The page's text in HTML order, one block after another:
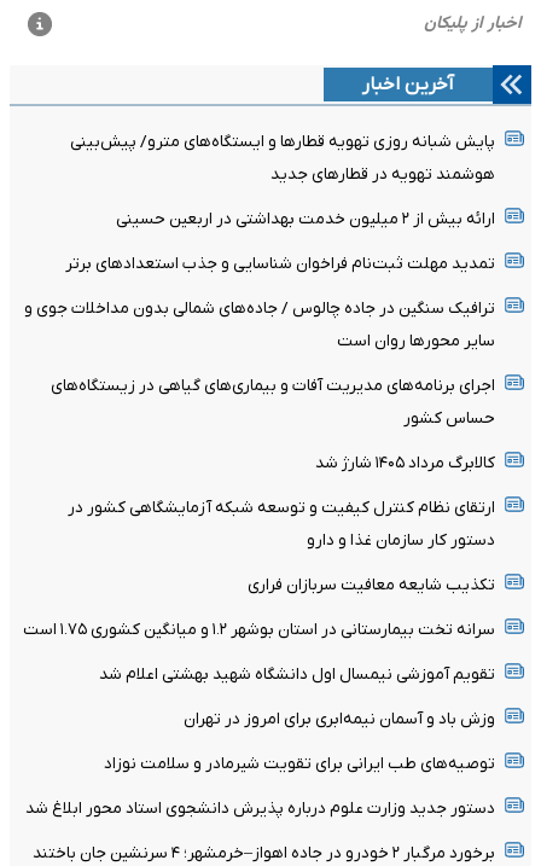
آخرین اخبار
پایش شبانه روزی تهویه قطارها و ایستگاه‌های مترو/ پیش‌بینی
هوشمند تهویه در قطارهای جدید
ارائه بیش از ۲ میلیون خدمت بهداشتی در اربعین حسینی
تمدید مهلت ثبت‌نام فراخوان شناسایی و جذب استعدادهای برتر
ترافیک سنگین در جاده چالوس / جاده‌های شمالی بدون مداخلات جوی و
سایر محورها روان است
اجرای برنامه‌های مدیریت آفات و بیماری‌های گیاهی در زیستگاه‌های
حساس کشور
کالابرگ مرداد ۱۴۰۵ شارژ شد
ارتقای نظام کنترل کیفیت و توسعه شبکه آزمایشگاهی کشور در
دستور کار سازمان غذا و دارو
تکذیب شایعه معافیت سربازان فراری
سرانه تخت بیمارستانی در استان بوشهر ۱.۲ و میانگین کشوری ۱.۷۵ است
تقویم آموزشی نیمسال اول دانشگاه شهید بهشتی اعلام شد
وزش باد و آسمان نیمه‌ابری برای امروز در تهران
توصیه‌های طب ایرانی برای تقویت شیرمادر و سلامت نوزاد
دستور جدید وزارت علوم درباره پذیرش دانشجوی استاد محور ابلاغ شد
برخورد مرگبار ۲ خودرو در جاده اهواز–خرمشهر؛ ۴ سرنشین جان باختند